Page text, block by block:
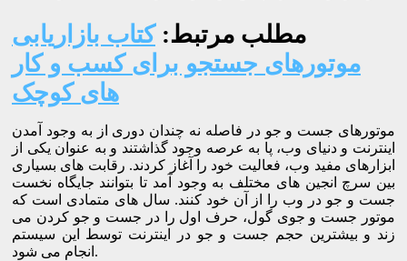
مطلب مرتبط:کتاب بازاریابی
موتورهای جستجو برای کسب و کار
های کوچک
موتورهای جست و جو در فاصله نه چندان دوری از به وجود آمدن
اینترنت و دنیای وب، پا به عرصه وجود گذاشتند و به عنوان یکی از
ابزارهای مفید وب، فعالیت خود را آغاز کردند. رقابت های بسیاری
بین سرچ انجین های مختلف به وجود آمد تا بتوانند جایگاه نخست
جست و جو در وب را از آن خود کنند. سال های متمادی است که
موتور جست و جوی گول، حرف اول را در جست و جو کردن می
زند و بیشترین حجم جست و جو در اینترنت توسط این سیستم
انجام می شود.